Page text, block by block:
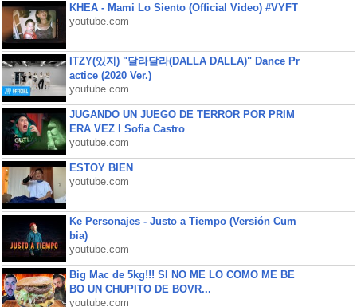
KHEA - Mami Lo Siento (Official Video) #VYFT
youtube.com
ITZY(있지) "달라달라(DALLA DALLA)" Dance Pr
actice (2020 Ver.)
youtube.com
JUGANDO UN JUEGO DE TERROR POR PRIM
ERA VEZ l Sofia Castro
youtube.com
ESTOY BIEN
youtube.com
Ke Personajes - Justo a Tiempo (Versión Cum
bia)
youtube.com
Big Mac de 5kg!!! SI NO ME LO COMO ME BE
BO UN CHUPITO DE BOVR...
youtube.com